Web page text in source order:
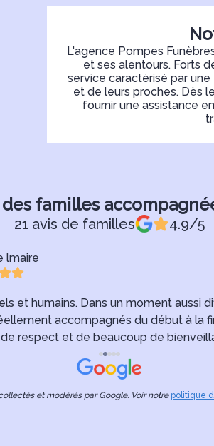
L'agence Pompes
et ses alentours. Forts
service caractérisé par
et de leurs proches. Dès
fournir une assistance
familles
21 avis de familles 4.9/5
lmaire
et humains. Dans un moment aussi
accompagnés du début à la
de respect et de beaucoup de
et votre sérieux. Merci pour mon
et modérés par Google. Voir notre politique